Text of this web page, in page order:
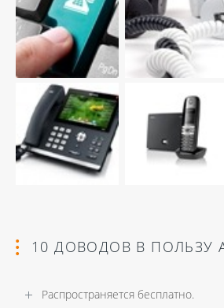
10 ДОВОДОВ В ПОЛЬЗУ
Распространяется бесплатно.